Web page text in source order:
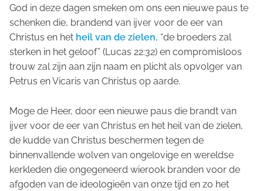
God in deze dagen smeken om ons een nieuwe paus te
schenken die, brandend van ijver voor de eer van
Christus en het heil van de zielen, “de broeders zal
sterken in het geloof” (Lucas 22:32) en compromisloos
trouw zal zijn aan zijn naam en plicht als opvolger van
Petrus en Vicaris van Christus op aarde.
Moge de Heer, door een nieuwe paus die brandt van
ijver voor de eer van Christus en het heil van de zielen,
de kudde van Christus beschermen tegen de
binnenvallende wolven van ongelovige en wereldse
kerkleden die ongegeneerd wierook branden voor de
afgoden van de ideologieën van onze tijd en zo het